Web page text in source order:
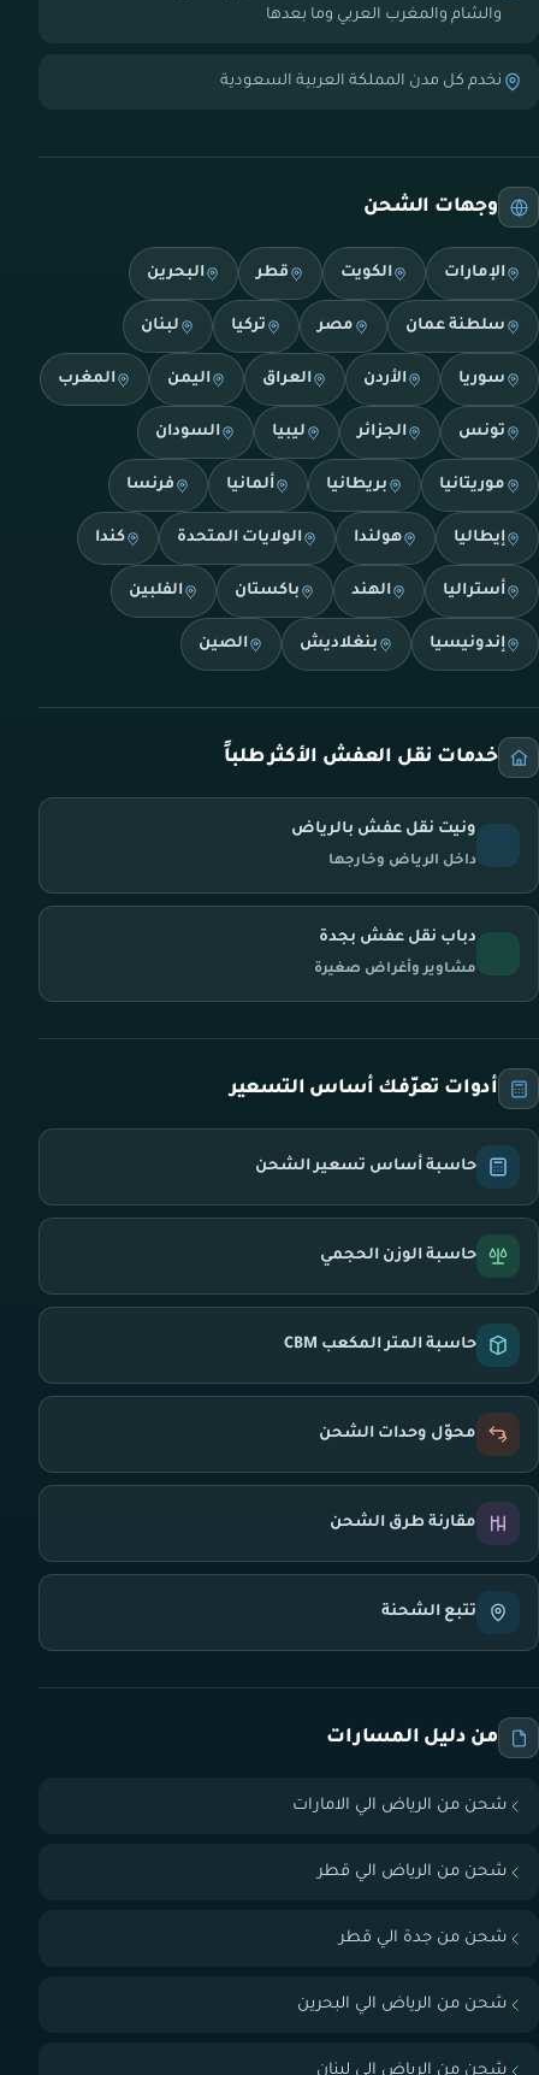
والشام والمغرب العربي وما بعدها
نخدم كل مدن المملكة العربية السعودية
وجهات الشحن
الإمارات الكويت قطر البحرين
سلطنة عمان مصر تركيا لبنان
سوريا الأردن العراق اليمن المغرب
تونس الجزائر ليبيا السودان
موريتانيا بريطانيا ألمانيا فرنسا
إيطاليا هولندا الولايات المتحدة كندا
أستراليا الهند باكستان الفلبين
إندونيسيا بنغلاديش الصين
خدمات نقل العفش الأكثر طلباً
ونيت نقل عفش بالرياض
داخل الرياض وخارجها
دباب نقل عفش بجدة
مشاوير وأغراض صغيرة
أدوات تعرّفك أساس التسعير
حاسبة أساس تسعير الشحن
حاسبة الوزن الحجمي
حاسبة المتر المكعب CBM
محوّل وحدات الشحن
مقارنة طرق الشحن
تتبع الشحنة
من دليل المسارات
شحن من الرياض الي الامارات
شحن من الرياض الي قطر
شحن من جدة الي قطر
شحن من الرياض الي البحرين
شحن من الرياض الي لبنان